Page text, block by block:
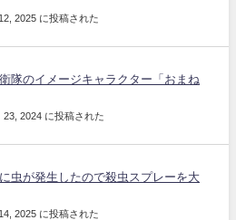
2025 に投稿された
隊のイメージキャラクター「おまね
23, 2024 に投稿された
虫が発生したので殺虫スプレーを大
2025 に投稿された